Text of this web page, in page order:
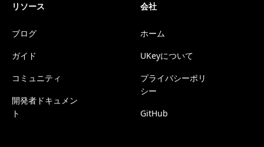
リソース
ブログ
ガイド
コミュニティ
開発者ドキュメン
ト
会社
ホーム
UKeyについて
プライバシーポリ
シー
GitHub